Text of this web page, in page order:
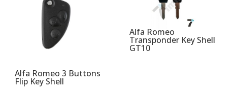
Alfa Romeo 3 Buttons
Flip Key Shell
Alfa Romeo
Transponder Key Shell
GT10